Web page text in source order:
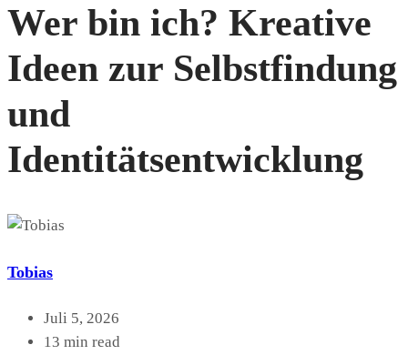
Wer bin ich? Kreative
Ideen zur Selbstfindung
und
Identitätsentwicklung
Tobias
Juli 5, 2026
13 min read